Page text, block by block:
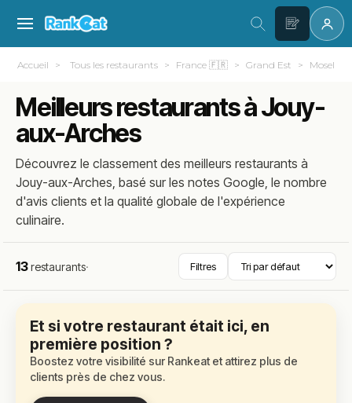
Accueil Tous les restaurants France 🇫🇷 Grand Est Moselle
Meilleurs restaurants à Jouy-
aux-Arches
Découvrez le classement des meilleurs restaurants à
Jouy-aux-Arches, basé sur les notes Google, le nombre
d'avis clients et la qualité globale de l'expérience
culinaire.
13restaurants· Filtres
Et si votre restaurant était ici, en
première position ?
Boostez votre visibilité sur Rankeat et attirez plus de
clients près de chez vous.